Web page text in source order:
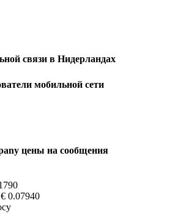
связи в Нидерландах
мобильной сети
цены на сообщения
0.07940